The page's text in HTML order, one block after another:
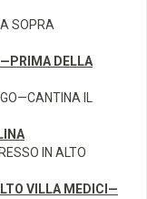
SOPRA
DELLA
IL
IN ALTO
VILLA MEDICI—